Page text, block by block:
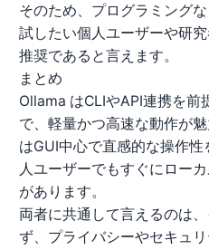
そのため、プログラミング
試したい個人ユーザーや研
推奨であると言えます。
まとめ
Ollama はCLIやAPI連携を前
で、軽量かつ高速な動作が
はGUI中心で直感的な操作
人ユーザーでもすぐにロー
があります。
両者に共通して言えるのは
ず、プライバシーやセキュ